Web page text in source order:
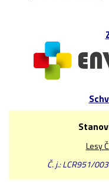
Lesy
Č. j.: LCR951/